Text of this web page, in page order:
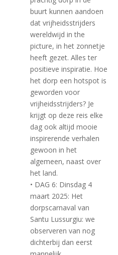
buurt kunnen aandoen
dat vrijheidsstrijders
wereldwijd in the
picture, in het zonnetje
heeft gezet. Alles ter
positieve inspiratie. Hoe
het dorp een hotspot is
geworden voor
vrijheidsstrijders? Je
krijgt op deze reis elke
dag ook altijd mooie
inspirerende verhalen
gewoon in het
algemeen, naast over
het land.
• DAG 6: Dinsdag 4
maart 2025: Het
dorpscarnaval van
Santu Lussurgiu: we
observeren van nog
dichterbij dan eerst